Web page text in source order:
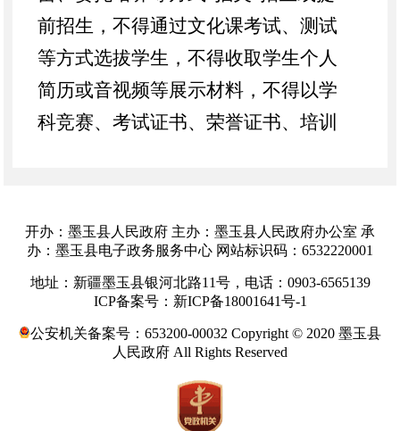
前招生，不得通过文化课考试、测试
等方式选拔学生，不得收取学生个人
简历或音视频等展示材料，不得以学
科竞赛、考试证书、荣誉证书、培训
得设立或变相设立重点班、快慢班。
严禁以“校园开放日”等名义进行违规
招生宣传或考察学生。
（二）相对就近。严格按照小学
划片招生，初中对口直升方式免试入
学，以学生现居住地为主，所在居住
开办：墨玉县人民政府 主办：墨玉县人民政府办公室 承
办：墨玉县电子政务服务中心 网站标识码：6532220001
地址：新疆墨玉县银河北路11号，电话：0903-6565139
ICP备案号：新ICP备18001641号-1
公安机关备案号：653200-00032 Copyright © 2020 墨玉县
人民政府 All Rights Reserved